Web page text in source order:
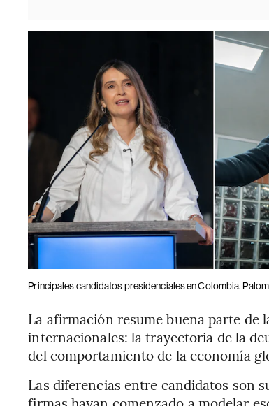
Principales candidatos presidenciales en Colombia.
La afirmación resume buena parte
internacionales: la trayectoria de la
del comportamiento de la economía
Las diferencias entre candidatos son